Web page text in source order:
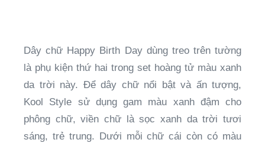
Dây chữ Happy Birth Day dùng treo trên tường
là phụ kiện thứ hai trong set hoàng tử màu xanh
da trời này. Để dây chữ nổi bật và ấn tượng,
Kool Style sử dụng gam màu xanh đậm cho
phông chữ, viền chữ là sọc xanh da trời tươi
sáng, trẻ trung. Dưới mỗi chữ cái còn có màu